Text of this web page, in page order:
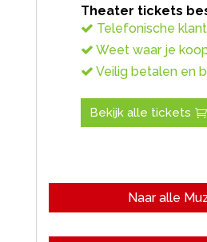
Theater tickets
Telefonische
Weet waar je
Veilig betalen en
Bekijk alle tickets
Naar alle